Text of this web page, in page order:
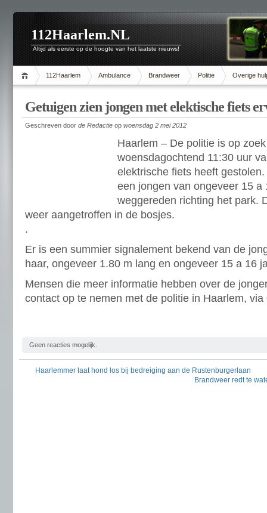
112Haarlem.NL
Altijd als eerste op de hoogte van het laatste nieuws!
112Haarlem Ambulance Brandweer Politie Overige
Getuigen zien jongen met elektische fiets
Geschreven door de Redactie op woensdag 2 mei 2012
Haarlem – De politie is op
woensdagochtend 11:30 uur
elektrische fiets heeft
een jongen van ongeveer 15 a
weggereden richting het park.
weer aangetroffen in de bosjes.
.
Er is een summier signalement bekend van de
haar, ongeveer 1.80 m lang en ongeveer 15 a 16
Mensen die meer informatie hebben over de
contact op te nemen met de politie in Haarlem, via
Geen reacties mogelijk.
Haarlemmer laat hond los bij bedreiging aan de Rustenburgerlaan
Brandweer redt te